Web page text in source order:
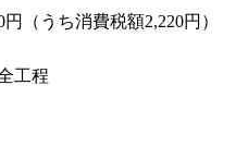
（うち消費税額2,220円）
工程